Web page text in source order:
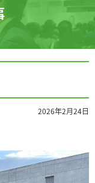
2026年2月24日